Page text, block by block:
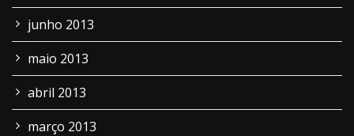
junho 2013
maio 2013
abril 2013
março 2013